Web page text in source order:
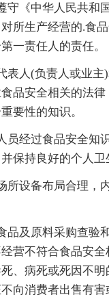
守《中华人民共和
所生产经营的.食
一责任人的责任。
表人(负责人或业主
品安全相关的法
要性的知识。
员经过食品安全知
保持良好的个人卫
所设备布局合理，
品及原料采购查验
营不符合食品安
、病死或死因不
向消费者出售有